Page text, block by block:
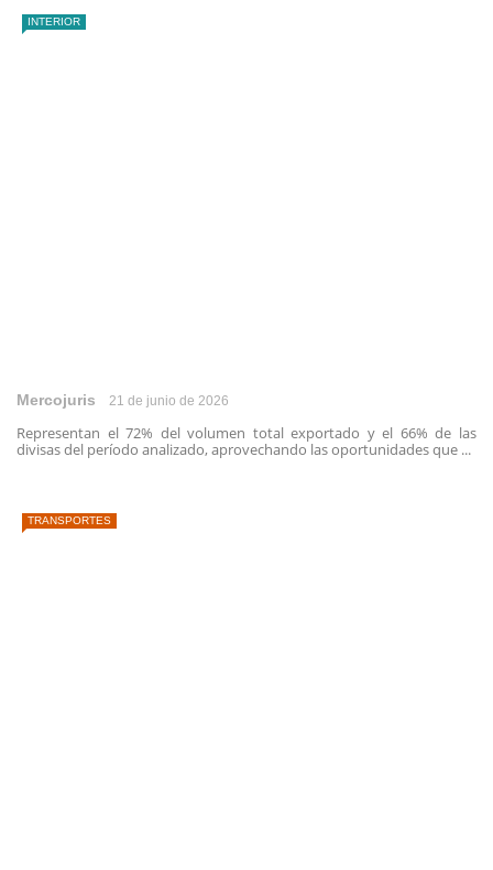
INTERIOR
Mercojuris 21 de junio de 2026
Representan el 72% del volumen total exportado y el 66% de las
divisas del período analizado, aprovechando las oportunidades que ...
TRANSPORTES